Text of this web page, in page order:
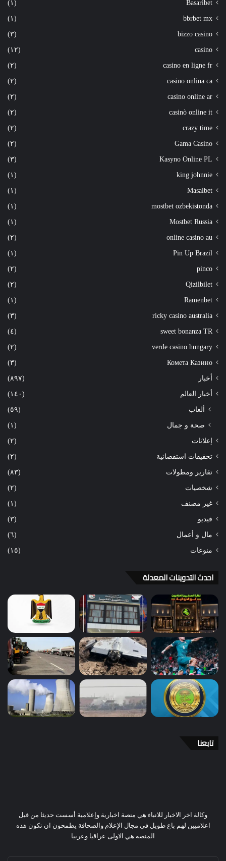
Basaribet (١)
bbrbet mx (١)
bizzo casino (٣)
casino (١٢)
casino en ligne fr (٢)
casino onlina ca (٢)
casino online ar (٢)
casinò online it (٢)
crazy time (٢)
Gama Casino (٢)
Kasyno Online PL (٣)
king johnnie (١)
Masalbet (١)
mostbet ozbekistonda (١)
Mostbet Russia (١)
online casino au (٢)
Pin Up Brazil (١)
pinco (٢)
Qizilbilet (٢)
Ramenbet (١)
ricky casino australia (٣)
sweet bonanza TR (٤)
verde casino hungary (٢)
Комета Казино (٣)
أخبار (٨٩٧)
أخبار العالم (١٤٠)
ألعاب
(٥٩)
صحة و جمال
(١)
إعلانات (٢)
تحقيقات استقصائية (٢)
تقارير ومطولات (٨٣)
شخصيات (٢)
غير مصنف (١)
فيديو (٣)
مال و أعمال (٦)
منوعات (١٥)
احدث التدوينات المعدلة
تابعنا
وكالة اخر الاخبار للانباء هي منصة اخبارية وإعلامية أسست حديثا من قبل
اعلاميين لهم باع طويل في مجال الإعلام والصحافة يطمحون ان تكون هذه
المنصة هي الاولى عراقيا وعربيا